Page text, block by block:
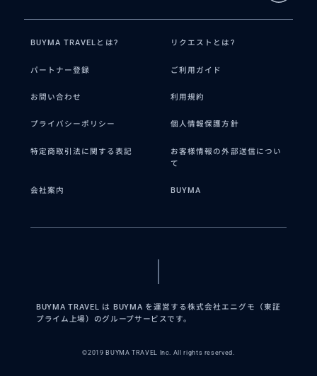
BUYMA TRAVELとは? リクエストとは?
パートナー登録 ご利用ガイド
お問い合わせ 利用規約
プライバシーポリシー 個人情報保護方針
特定商取引法に関する表記
お客様情報の外部送信につい
て
会社案内 BUYMA
BUYMA TRAVEL は BUYMA を運営する株式会社エニグモ（東証
プライム上場）のグループサービスです。
©2019 BUYMA TRAVEL Inc. All rights reserved.